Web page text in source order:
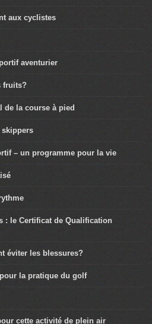
aux cyclistes
aventurier
fruits?
de la course à pied
skippers
– un programme pour la vie
: le Certificat de Qualification
éviter les blessures?
la pratique du golf
cette activité de plein air